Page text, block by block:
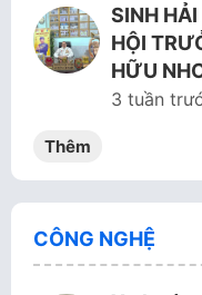
SINH
HỘI
HỮU
3 tuần
Thêm
CÔNG NGHỆ